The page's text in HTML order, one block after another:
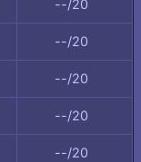
--/20
--/20
--/20
--/20
--/20